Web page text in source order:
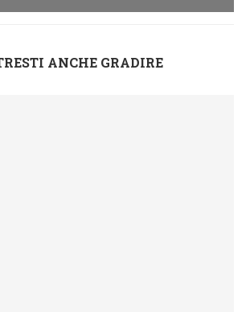
ANCHE GRADIRE